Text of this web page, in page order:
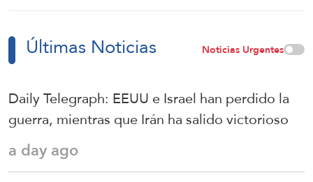
Últimas Noticias Noticias Urgentes
Daily Telegraph: EEUU e Israel han perdido la
guerra, mientras que Irán ha salido victorioso
a day ago